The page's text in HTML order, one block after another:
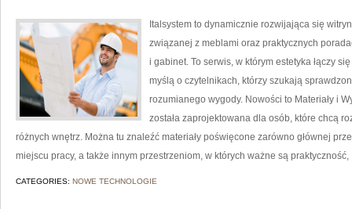
Italsystem to dynamicznie rozwijająca się
związanej z meblami oraz praktycznych
i gabinet. To serwis, w którym estetyka łączy
myślą o czytelnikach, którzy szukają
rozumianego wygody. Nowości to Materiały i
została zaprojektowana dla osób, które chcą
różnych wnętrz. Można tu znaleźć materiały poświęcone zarówno głównej
miejscu pracy, a także innym przestrzeniom, w których ważne są praktyczność,
CATEGORIES: NOWE TECHNOLOGIE